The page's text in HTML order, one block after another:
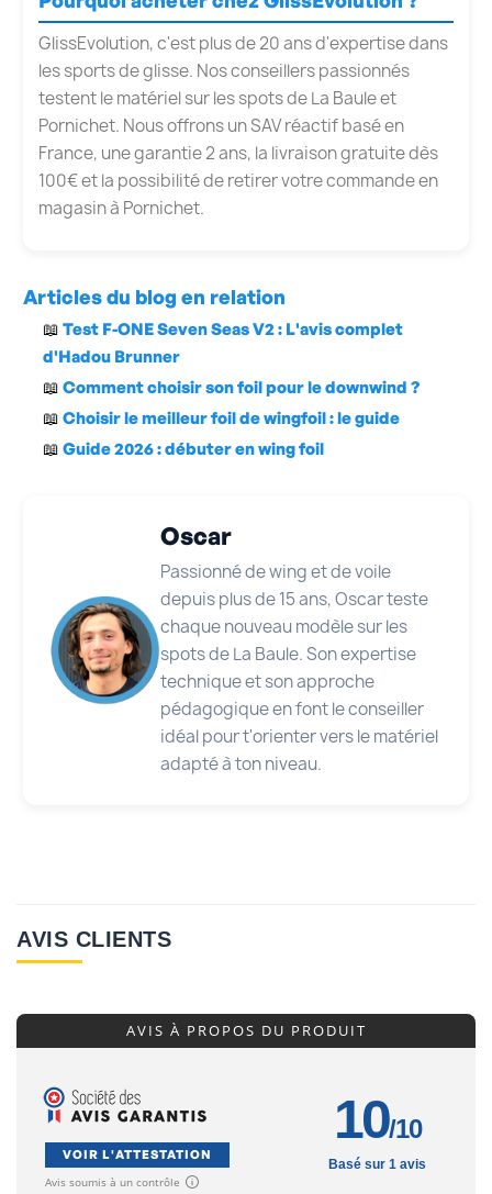
GlissEvolution, c'est plus de 20 ans d'expertise dans
les sports de glisse. Nos conseillers passionnés
testent le matériel sur les spots de La Baule et
Pornichet. Nous offrons un SAV réactif basé en
France, une garantie 2 ans, la livraison gratuite dès
100€ et la possibilité de retirer votre commande en
magasin à Pornichet.
Articles du blog en relation
📖 Test F-ONE Seven Seas V2 : L'avis complet
d'Hadou Brunner
📖 Comment choisir son foil pour le downwind ?
📖 Choisir le meilleur foil de wingfoil : le guide
📖 Guide 2026 : débuter en wing foil
Oscar
Passionné de wing et de voile
depuis plus de 15 ans, Oscar teste
chaque nouveau modèle sur les
spots de La Baule. Son expertise
technique et son approche
pédagogique en font le conseiller
idéal pour t'orienter vers le matériel
adapté à ton niveau.
AVIS CLIENTS
AVIS À PROPOS DU PRODUIT
VOIR L'ATTESTATION
Avis soumis à un contrôle
10/10
Basé sur 1 avis